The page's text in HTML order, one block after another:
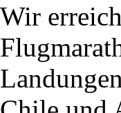
Wir